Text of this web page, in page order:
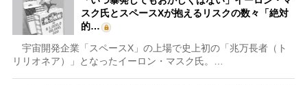
スク氏とスペースXが抱えるリスクの数々「絶対
的…
宇宙開発企業「スペースX」の上場で史上初の「兆万長者（ト
リリオネア）」となったイーロン・マスク氏。…